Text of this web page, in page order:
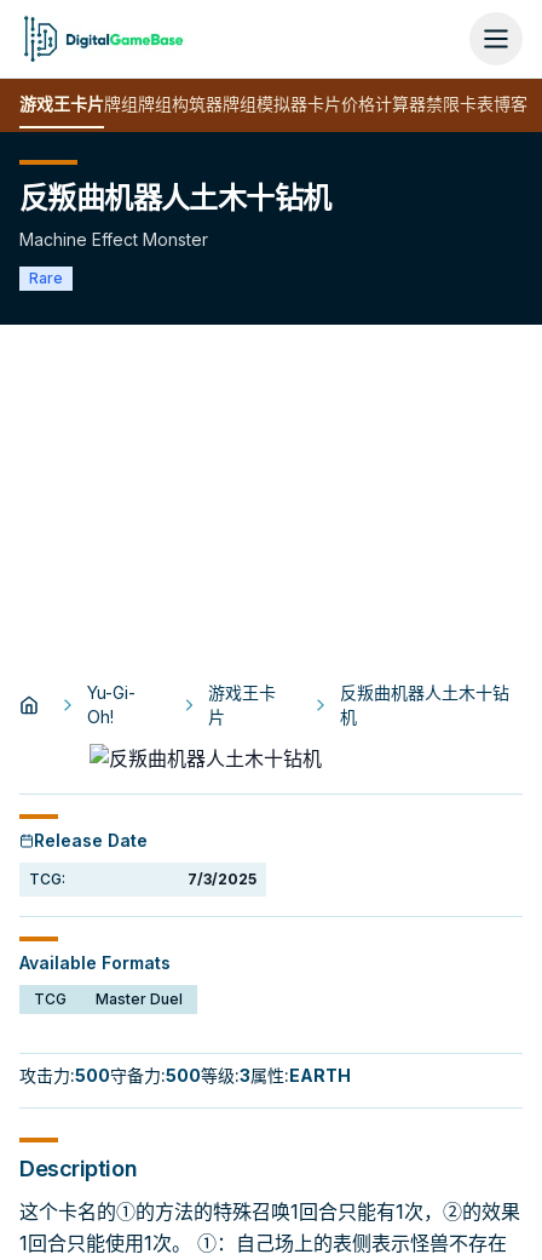
游戏王卡片牌组牌组构筑器牌组模拟器卡片价格计算器禁限卡表博客
反叛曲机器人土木十钻机
Machine Effect Monster
Rare
Yu-Gi-
Oh!
游戏王卡
片
反叛曲机器人土木十钻
机
Release Date
TCG: 7/3/2025
Available Formats
TCG Master Duel
攻击力:500守备力:500等级:3属性:EARTH
Description
这个卡名的①的方法的特殊召唤1回合只能有1次，②的效果
1回合只能使用1次。 ①：自己场上的表侧表示怪兽不存在